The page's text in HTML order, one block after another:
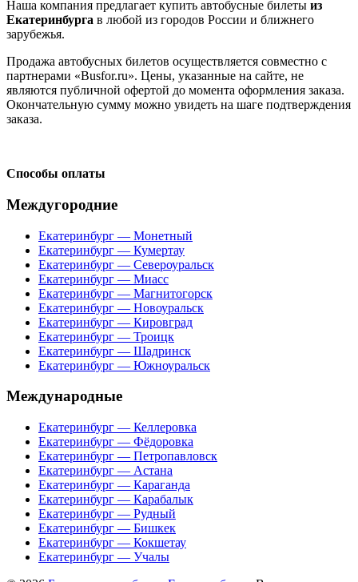
Наша компания предлагает купить автобусные билеты из
Екатеринбурга в любой из городов России и ближнего
зарубежья.
Продажа автобусных билетов осуществляется совместно с
партнерами «Busfor.ru». Цены, указанные на сайте, не
являются публичной офертой до момента оформления заказа.
Окончательную сумму можно увидеть на шаге подтверждения
заказа.
Способы оплаты
Междугородние
Екатеринбург — Монетный
Екатеринбург — Кумертау
Екатеринбург — Североуральск
Екатеринбург — Миасс
Екатеринбург — Магнитогорск
Екатеринбург — Новоуральск
Екатеринбург — Кировград
Екатеринбург — Троицк
Екатеринбург — Шадринск
Екатеринбург — Южноуральск
Международные
Екатеринбург — Келлеровка
Екатеринбург — Фёдоровка
Екатеринбург — Петропавловск
Екатеринбург — Астана
Екатеринбург — Караганда
Екатеринбург — Карабалык
Екатеринбург — Рудный
Екатеринбург — Бишкек
Екатеринбург — Кокшетау
Екатеринбург — Учалы